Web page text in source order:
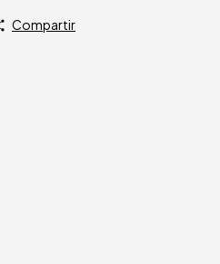
Compartir